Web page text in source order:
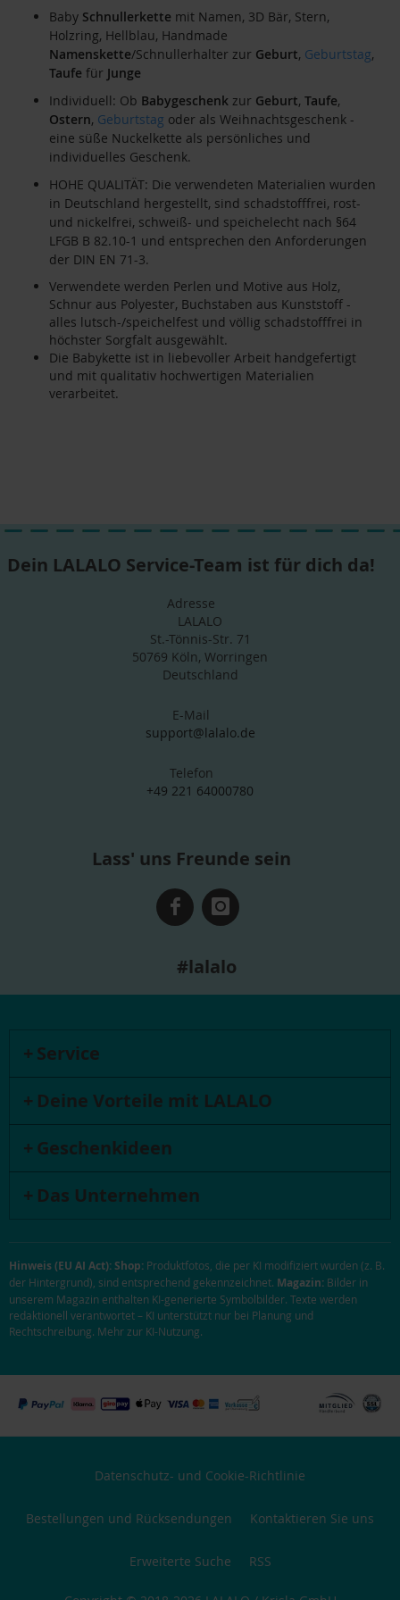
Baby Schnullerkette mit Namen, 3D Bär, Stern,
Holzring, Hellblau, Handmade
Namenskette/Schnullerhalter zur Geburt, Geburtstag,
Taufe für Junge
Individuell: Ob Babygeschenk zur Geburt, Taufe,
Ostern, Geburtstag oder als Weihnachtsgeschenk -
eine süße Nuckelkette als persönliches und
individuelles Geschenk.
HOHE QUALITÄT: Die verwendeten Materialien wurden
in Deutschland hergestellt, sind schadstofffrei, rost-
und nickelfrei, schweiß- und speichelecht nach §64
LFGB B 82.10-1 und entsprechen den Anforderungen
der DIN EN 71-3.
Verwendete werden Perlen und Motive aus Holz,
Schnur aus Polyester, Buchstaben aus Kunststoff -
alles lutsch-/speichelfest und völlig schadstofffrei in
höchster Sorgfalt ausgewählt.
Die Babykette ist in liebevoller Arbeit handgefertigt
und mit qualitativ hochwertigen Materialien
verarbeitet.
Dein LALALO Service-Team ist für dich da!
Adresse
LALALO
St.-Tönnis-Str. 71
50769 Köln, Worringen
Deutschland
E-Mail
support@lalalo.de
Telefon
+49 221 64000780
Lass' uns Freunde sein
#lalalo
Service
Deine Vorteile mit LALALO
Geschenkideen
Das Unternehmen
Hinweis (EU AI Act):Shop: Produktfotos, die per KI modifiziert wurden (z. B.
der Hintergrund), sind entsprechend gekennzeichnet. Magazin: Bilder in
unserem Magazin enthalten KI-generierte Symbolbilder. Texte werden
redaktionell verantwortet – KI unterstützt nur bei Planung und
Rechtschreibung. Mehr zur KI-Nutzung.
Datenschutz- und Cookie-Richtlinie
Bestellungen und Rücksendungen Kontaktieren Sie uns
Erweiterte Suche RSS